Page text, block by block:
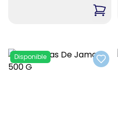
,
Add
Disponible